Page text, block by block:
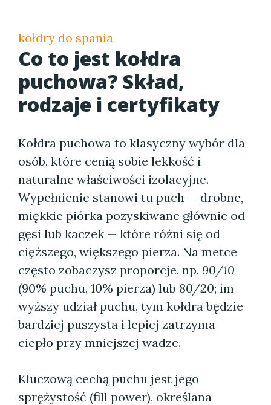
kołdry do spania
Co to jest kołdra
puchowa? Skład,
rodzaje i certyfikaty
Kołdra puchowa to klasyczny wybór dla
osób, które cenią sobie lekkość i
naturalne właściwości izolacyjne.
Wypełnienie stanowi tu puch — drobne,
miękkie piórka pozyskiwane głównie od
gęsi lub kaczek — które różni się od
cięższego, większego pierza. Na metce
często zobaczysz proporcje, np. 90/10
(90% puchu, 10% pierza) lub 80/20; im
wyższy udział puchu, tym kołdra będzie
bardziej puszysta i lepiej zatrzyma
ciepło przy mniejszej wadze.
Kluczową cechą puchu jest jego
sprężystość (fill power), określana